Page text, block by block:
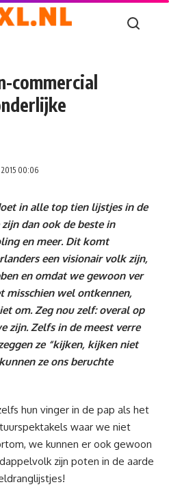
commercial
00:06
in alle top tien lijstjes in de
dan ook de beste in
en meer. Dit komt
een visionair volk zijn,
en omdat we gewoon ver
misschien wel ontkennen,
om. Zeg nou zelf: overal op
zijn. Zelfs in de meest verre
ze “kijken, kijken niet
ze ons beruchte
hun vinger in de pap als het
waar we niet
we kunnen er ook gewoon
zijn poten in de aarde